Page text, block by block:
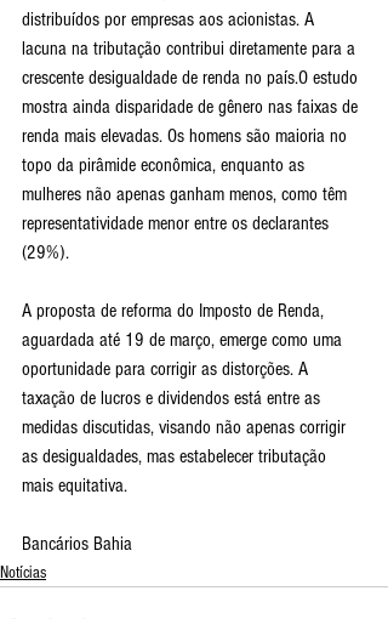
distribuídos por empresas aos acionistas. A
lacuna na tributação contribui diretamente para a
crescente desigualdade de renda no país.O estudo
mostra ainda disparidade de gênero nas faixas de
renda mais elevadas. Os homens são maioria no
topo da pirâmide econômica, enquanto as
mulheres não apenas ganham menos, como têm
representatividade menor entre os declarantes
(29%).
A proposta de reforma do Imposto de Renda,
aguardada até 19 de março, emerge como uma
oportunidade para corrigir as distorções. A
taxação de lucros e dividendos está entre as
medidas discutidas, visando não apenas corrigir
as desigualdades, mas estabelecer tributação
mais equitativa.
Bancários Bahia
Notícias